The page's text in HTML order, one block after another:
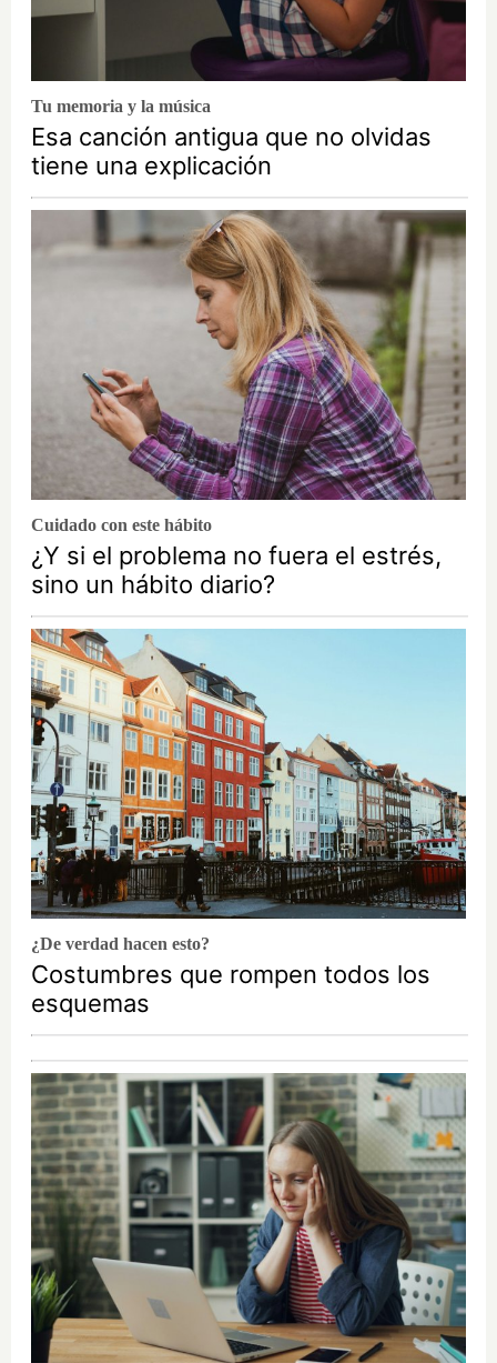
Tu memoria y la música
Esa canción antigua que no olvidas
tiene una explicación
Cuidado con este hábito
¿Y si el problema no fuera el estrés,
sino un hábito diario?
¿De verdad hacen esto?
Costumbres que rompen todos los
esquemas